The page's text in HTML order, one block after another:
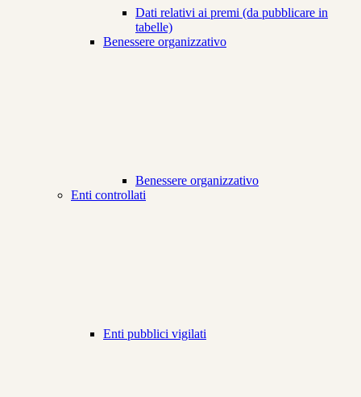
Dati relativi ai premi (da pubblicare in
tabelle)
Benessere organizzativo
Benessere organizzativo
Enti controllati
Enti pubblici vigilati